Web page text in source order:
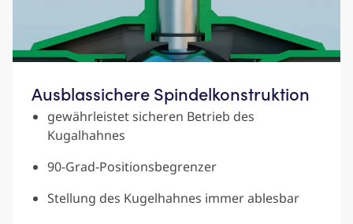
Ausblassichere Spindel­konstruktion
gewährleistet sicheren Betrieb des
Kugalhahnes
90-Grad-Positionsbegrenzer
Stellung des Kugelhahnes immer ablesbar